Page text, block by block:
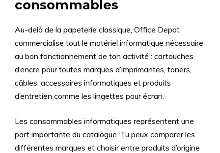
consommables
Au-delà de la papeterie classique, Office Depot
commercialise tout le matériel informatique nécessaire
au bon fonctionnement de ton activité : cartouches
d’encre pour toutes marques d’imprimantes, toners,
câbles, accessoires informatiques et produits
d’entretien comme les lingettes pour écran.
Les consommables informatiques représentent une
part importante du catalogue. Tu peux comparer les
différentes marques et choisir entre produits d’origine